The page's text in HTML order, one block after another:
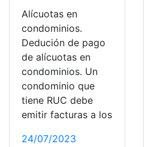
Alícuotas en
condominios.
Dedución de pago
de alícuotas en
condominios. Un
condominio que
tiene RUC debe
emitir facturas a los
24/07/2023